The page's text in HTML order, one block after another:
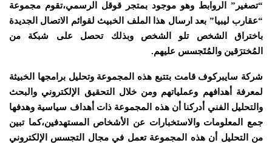
“تصغير” الروابط وهو موجود بمتجر قوقل الرسمي،تقوم مجموعة
“عقارب ليبيا” بعد ارسال هذا الملف الخبيث لقوائم الاتصال الجديدة
باختراق الشخص تلو الشخص وبذلك تحصل على شبكة من
المُخترَقين والمُتَجسس عليهم.
شركة سايبركوف قامت بتتبع هذه المجموعة وتحليل برامجها الخبيثة
لمعرفة أهدافهم وعملياتهم ومن خلال التحقيق الإلكتروني والبحث
والتحليل الفني أدركنا أن هذه المجموعة ذات أهداف سياسية وهدفها
جمع المعلومات والاستخبارات عن الأشخاص المستهدفين،كما تبين
من التحليل أن هذه المجموعة تعمل في مجال التجسس الإلكتروني